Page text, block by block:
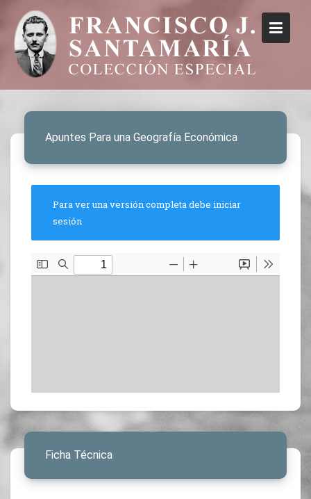
Apuntes Para una Geografía Económica
Para ver una versión completa debe iniciar
sesión
Ficha Técnica